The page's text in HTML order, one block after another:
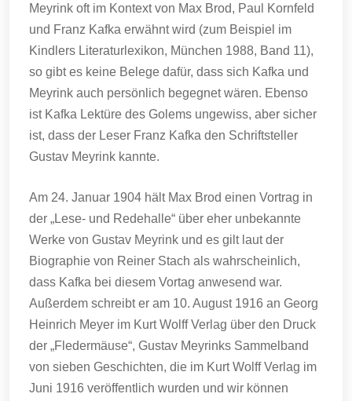
Meyrink oft im Kontext von Max Brod, Paul Kornfeld
und Franz Kafka erwähnt wird (zum Beispiel im
Kindlers Literaturlexikon, München 1988, Band 11),
so gibt es keine Belege dafür, dass sich Kafka und
Meyrink auch persönlich begegnet wären. Ebenso
ist Kafka Lektüre des Golems ungewiss, aber sicher
ist, dass der Leser Franz Kafka den Schriftsteller
Gustav Meyrink kannte.
Am 24. Januar 1904 hält Max Brod einen Vortrag in
der „Lese- und Redehalle“ über eher unbekannte
Werke von Gustav Meyrink und es gilt laut der
Biographie von Reiner Stach als wahrscheinlich,
dass Kafka bei diesem Vortag anwesend war.
Außerdem schreibt er am 10. August 1916 an Georg
Heinrich Meyer im Kurt Wolff Verlag über den Druck
der „Fledermäuse“, Gustav Meyrinks Sammelband
von sieben Geschichten, die im Kurt Wolff Verlag im
Juni 1916 veröffentlich wurden und wir können